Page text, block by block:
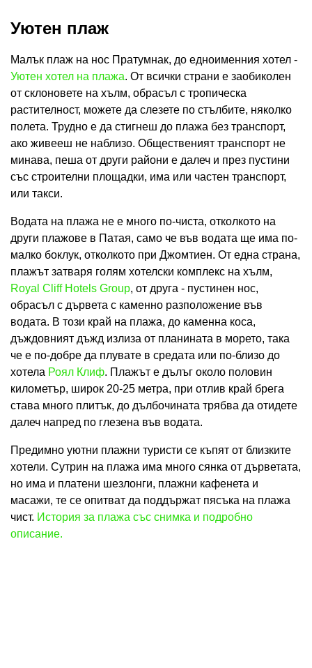
Уютен плаж
Малък плаж на нос Пратумнак, до едноименния хотел -
Уютен хотел на плажа. От всички страни е заобиколен
от склоновете на хълм, обрасъл с тропическа
растителност, можете да слезете по стълбите, няколко
полета. Трудно е да стигнеш до плажа без транспорт,
ако живееш не наблизо. Общественият транспорт не
минава, пеша от други райони е далеч и през пустини
със строителни площадки, има или частен транспорт,
или такси.
Водата на плажа не е много по-чиста, отколкото на
други плажове в Патая, само че във водата ще има по-
малко боклук, отколкото при Джомтиен. От една страна,
плажът затваря голям хотелски комплекс на хълм,
Royal Cliff Hotels Group, от друга - пустинен нос,
обрасъл с дървета с каменно разположение във
водата. В този край на плажа, до каменна коса,
дъждовният дъжд излиза от планината в морето, така
че е по-добре да плувате в средата или по-близо до
хотела Роял Клиф. Плажът е дълъг около половин
километър, широк 20-25 метра, при отлив край брега
става много плитък, до дълбочината трябва да отидете
далеч напред по глезена във водата.
Предимно уютни плажни туристи се къпят от близките
хотели. Сутрин на плажа има много сянка от дърветата,
но има и платени шезлонги, плажни кафенета и
масажи, те се опитват да поддържат пясъка на плажа
чист. История за плажа със снимка и подробно
описание.